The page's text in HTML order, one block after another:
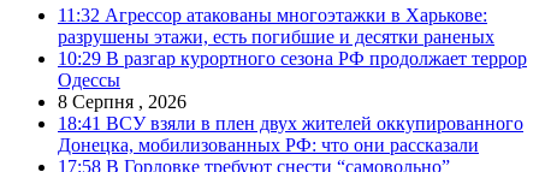
11:32 Агрессор атакованы многоэтажки в Харькове:
разрушены этажи, есть погибшие и десятки раненых
10:29 В разгар курортного сезона РФ продолжает террор
Одессы
8 Серпня , 2026
18:41 ВСУ взяли в плен двух жителей оккупированного
Донецка, мобилизованных РФ: что они рассказали
17:58 В Горловке требуют снести “самовольно”